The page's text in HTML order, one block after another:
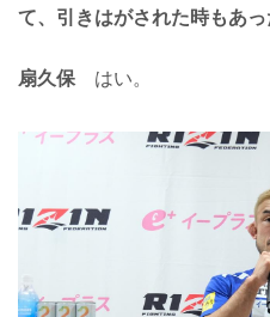
て、引きはがされた時もあっ
扇久保 はい。